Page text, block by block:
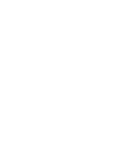
kazanmaya